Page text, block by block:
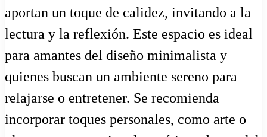
aportan un toque de calidez, invitando a la
lectura y la reflexión. Este espacio es ideal
para amantes del diseño minimalista y
quienes buscan un ambiente sereno para
relajarse o entretener. Se recomienda
incorporar toques personales, como arte o